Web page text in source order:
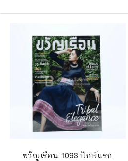
ขวัญเรือน 1093 ปักษ์แรก
🧳 ท่องเที่ยว ประสบการณ์ท่องเที่ยว
💃 งานอดิเรก อาชีพ
🌎 สารคดี ความรู้รอบตัว
💎 เพชร พลอย อัญมณี
🛸 วิทยาศาสตร์ คณิตศาสตร์
🌾 พืช สัตว์